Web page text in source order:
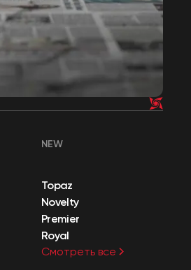
NEW
Topaz
Novelty
Premier
Royal
Смотреть все